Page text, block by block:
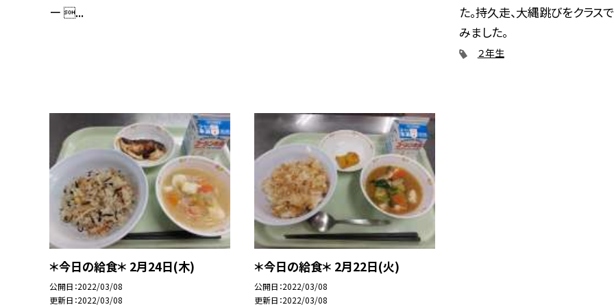
ー ...
た。持久走、大縄跳びをクラス
みました。
２年生
＊今日の給食＊ 2月24日(木)
公開日 2022/03/08
更新日 2022/03/08
＊今日の給食＊ 2月22日(火)
公開日 2022/03/08
更新日 2022/03/08